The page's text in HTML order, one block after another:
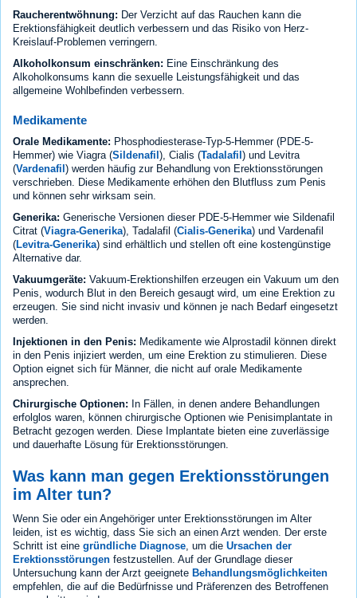
Raucherentwöhnung: Der Verzicht auf das Rauchen kann die
Erektionsfähigkeit deutlich verbessern und das Risiko von Herz-
Kreislauf-Problemen verringern.
Alkoholkonsum einschränken: Eine Einschränkung des
Alkoholkonsums kann die sexuelle Leistungsfähigkeit und das
allgemeine Wohlbefinden verbessern.
Medikamente
Orale Medikamente: Phosphodiesterase-Typ-5-Hemmer (PDE-5-
Hemmer) wie Viagra (Sildenafil), Cialis (Tadalafil) und Levitra
(Vardenafil) werden häufig zur Behandlung von Erektionsstörungen
verschrieben. Diese Medikamente erhöhen den Blutfluss zum Penis
und können sehr wirksam sein.
Generika: Generische Versionen dieser PDE-5-Hemmer wie Sildenafil
Citrat (Viagra-Generika), Tadalafil (Cialis-Generika) und Vardenafil
(Levitra-Generika) sind erhältlich und stellen oft eine kostengünstige
Alternative dar.
Vakuumgeräte: Vakuum-Erektionshilfen erzeugen ein Vakuum um den
Penis, wodurch Blut in den Bereich gesaugt wird, um eine Erektion zu
erzeugen. Sie sind nicht invasiv und können je nach Bedarf eingesetzt
werden.
Injektionen in den Penis: Medikamente wie Alprostadil können direkt
in den Penis injiziert werden, um eine Erektion zu stimulieren. Diese
Option eignet sich für Männer, die nicht auf orale Medikamente
ansprechen.
Chirurgische Optionen: In Fällen, in denen andere Behandlungen
erfolglos waren, können chirurgische Optionen wie Penisimplantate in
Betracht gezogen werden. Diese Implantate bieten eine zuverlässige
und dauerhafte Lösung für Erektionsstörungen.
Was kann man gegen Erektionsstörungen
im Alter tun?
Wenn Sie oder ein Angehöriger unter Erektionsstörungen im Alter
leiden, ist es wichtig, dass Sie sich an einen Arzt wenden. Der erste
Schritt ist eine gründliche Diagnose , um die Ursachen der
Erektionsstörungen festzustellen. Auf der Grundlage dieser
Untersuchung kann der Arzt geeignete Behandlungsmöglichkeiten
empfehlen, die auf die Bedürfnisse und Präferenzen des Betroffenen